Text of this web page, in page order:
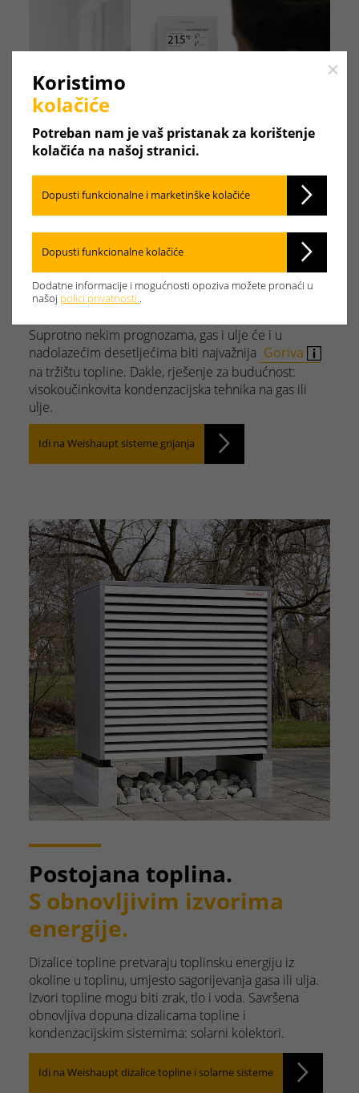
Moderno grijanje.
Pomoću gasa i ulja.
Suprotno nekim prognozama, gas i ulje će i u
nadolazećim desetljećima biti najvažnija Goriva
na tržištu topline. Dakle, rješenje za budućnost:
visokoučinkovita kondenzacijska tehnika na gas ili
ulje.
Idi na Weishaupt sisteme grijanja
Postojana toplina.
S obnovljivim izvorima
energije.
Dizalice topline pretvaraju toplinsku energiju iz
okoline u toplinu, umjesto sagorijevanja gasa ili ulja.
Izvori topline mogu biti zrak, tlo i voda. Savršena
obnovljiva dopuna dizalicama topline i
kondenzacijskim sistemima: solarni kolektori.
Idi na Weishaupt dizalice topline i solarne sisteme
Close
Koristimo
kolačiće
Potreban nam je vaš pristanak za korištenje
kolačića na našoj stranici.
Dopusti funkcionalne i marketinške kolačiće
Dopusti funkcionalne kolačiće
Dodatne informacije i mogućnosti opoziva možete pronaći u
našoj polici privatnosti..